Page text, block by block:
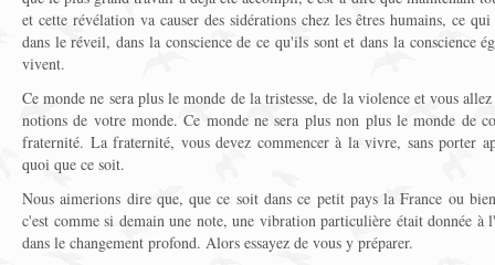
et cette révélation va causer des sidérations chez les êtres humains, ce
dans le réveil, dans la conscience de ce qu'ils sont et dans la conscience
vivent.
Ce monde ne sera plus le monde de la tristesse, de la violence et vous
notions de votre monde. Ce monde ne sera plus non plus le monde de
fraternité. La fraternité, vous devez commencer à la vivre, sans porter
quoi que ce soit.
Nous aimerions dire que, que ce soit dans ce petit pays la France ou
c'est comme si demain une note, une vibration particulière était donnée à
dans le changement profond. Alors essayez de vous y préparer.